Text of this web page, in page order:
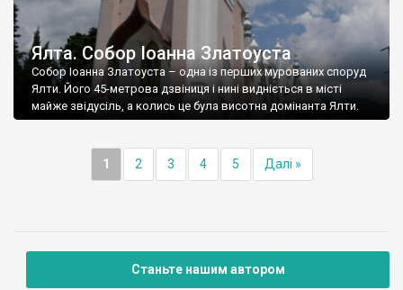
Ялта. Собор Іоанна Златоуста
Собор Іоанна Златоуста – одна із перших мурованих споруд
Ялти. Його 45-метрова дзвіниця і нині видніється в місті
майже звідусіль, а колись це була висотна домінанта Ялти.
1 2 3 4 5 Далі »
Станьте нашим автором